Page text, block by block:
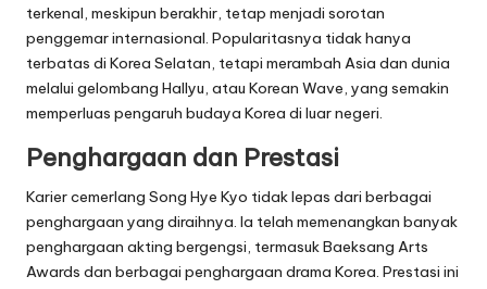
terkenal, meskipun berakhir, tetap menjadi sorotan
penggemar internasional. Popularitasnya tidak hanya
terbatas di Korea Selatan, tetapi merambah Asia dan dunia
melalui gelombang Hallyu, atau Korean Wave, yang semakin
memperluas pengaruh budaya Korea di luar negeri.
Penghargaan dan Prestasi
Karier cemerlang Song Hye Kyo tidak lepas dari berbagai
penghargaan yang diraihnya. Ia telah memenangkan banyak
penghargaan akting bergengsi, termasuk Baeksang Arts
Awards dan berbagai penghargaan drama Korea. Prestasi ini